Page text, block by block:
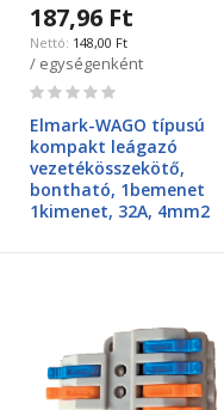
187,96 Ft
148,00 Ft
/ egységenként
Rating:
Elmark-WAGO típusú
kompakt leágazó
vezetékösszekötő,
bontható, 1bemenet
1kimenet, 32A, 4mm2